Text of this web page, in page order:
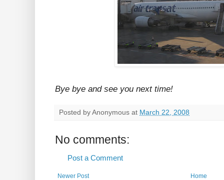
Bye bye and see you next time!
Posted by Anonymous at March 22, 2008
No comments:
Post a Comment
Newer Post Home